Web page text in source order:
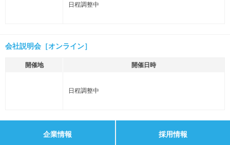
日程調整中
会社説明会［オンライン］
開催地 開催日時
日程調整中
企業情報 採用情報